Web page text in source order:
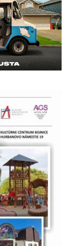
Next